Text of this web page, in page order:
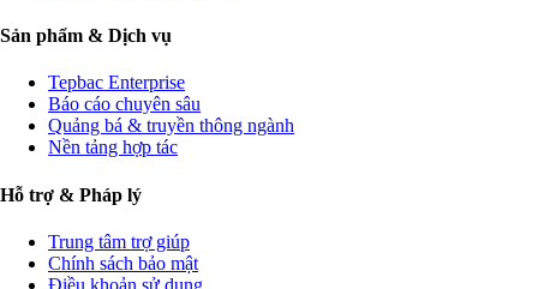
Sản phẩm & Dịch vụ
Tepbac Enterprise
Báo cáo chuyên sâu
Quảng bá & truyền thông ngành
Nền tảng hợp tác
Hỗ trợ & Pháp lý
Trung tâm trợ giúp
Chính sách bảo mật
Điều khoản sử dụng